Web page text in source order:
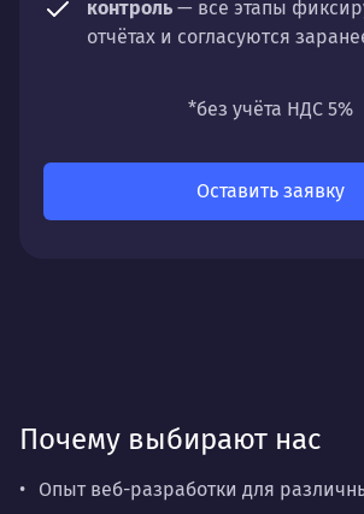
контроль — все этапы
отчётах и согласуются
направлений: стратегии,
*без учёта НДС 5%
Оставить заявку
Почему выбирают нас
Опыт веб-разработки для